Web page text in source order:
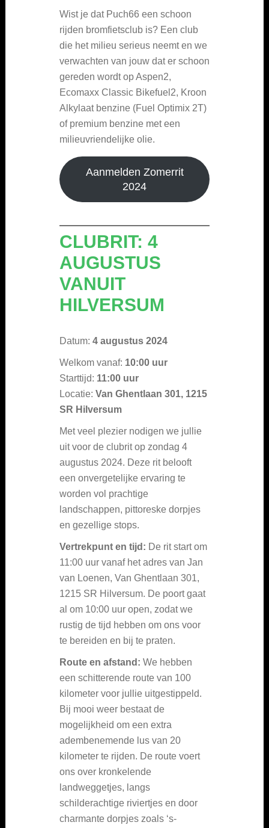
Wist je dat Puch66 een schoon
rijden bromfietsclub is? Een club
die het milieu serieus neemt en we
verwachten van jouw dat er schoon
gereden wordt op Aspen2,
Ecomaxx Classic Bikefuel2, Kroon
Alkylaat benzine (Fuel Optimix 2T)
of premium benzine met een
milieuvriendelijke olie.
Aanmelden Zomerrit
2024
CLUBRIT: 4
AUGUSTUS
VANUIT
HILVERSUM
Datum: 4 augustus 2024
Welkom vanaf: 10:00 uur
Starttijd: 11:00 uur
Locatie: Van Ghentlaan 301, 1215
SR Hilversum
Met veel plezier nodigen we jullie
uit voor de clubrit op zondag 4
augustus 2024. Deze rit belooft
een onvergetelijke ervaring te
worden vol prachtige
landschappen, pittoreske dorpjes
en gezellige stops.
Vertrekpunt en tijd: De rit start om
11:00 uur vanaf het adres van Jan
van Loenen, Van Ghentlaan 301,
1215 SR Hilversum. De poort gaat
al om 10:00 uur open, zodat we
rustig de tijd hebben om ons voor
te bereiden en bij te praten.
Route en afstand: We hebben
een schitterende route van 100
kilometer voor jullie uitgestippeld.
Bij mooi weer bestaat de
mogelijkheid om een extra
adembenemende lus van 20
kilometer te rijden. De route voert
ons over kronkelende
landweggetjes, langs
schilderachtige riviertjes en door
charmante dorpjes zoals ‘s-